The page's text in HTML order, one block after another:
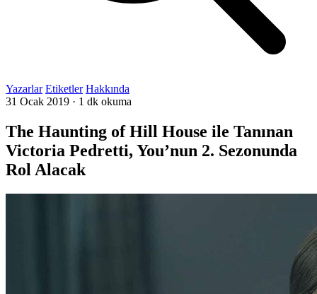
Yazarlar Etiketler Hakkında
31 Ocak 2019 · 1 dk okuma
The Haunting of Hill House ile Tanınan
Victoria Pedretti, You’nun 2. Sezonunda
Rol Alacak